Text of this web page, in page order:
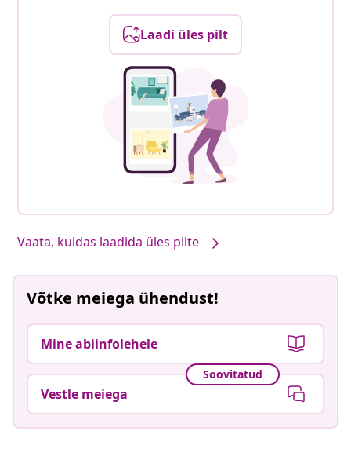
Laadi üles pilt
Vaata, kuidas laadida üles pilte
Võtke meiega ühendust!
Mine abiinfolehele
Soovitatud
Vestle meiega